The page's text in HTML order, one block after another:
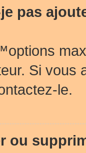
pas
Si vous
le.
ou